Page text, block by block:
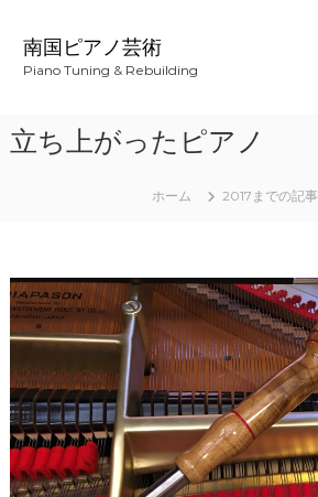
ス
南国ピアノ芸術
Piano Tuning & Rebuilding
立ち上がったピアノ
ホーム 2017までの記事